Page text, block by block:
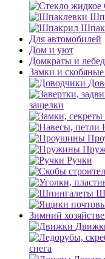
Для автомобилей
Дом и уют
Домкраты и
Замки и скобяные
защелки
Ручки
Зимний
снега